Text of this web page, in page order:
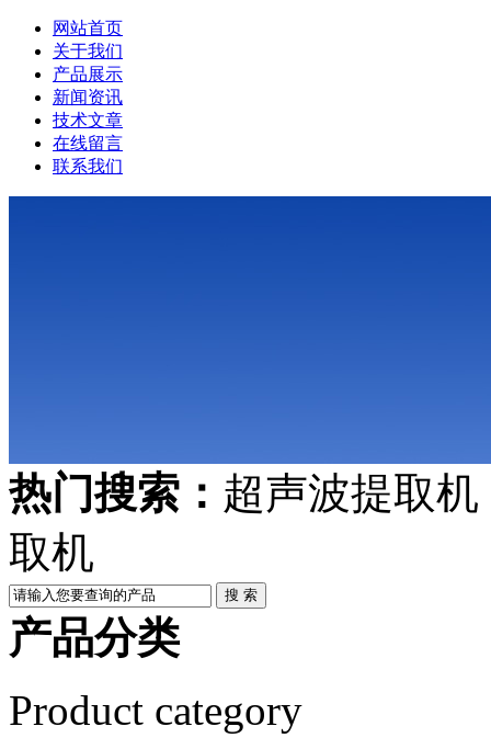
网站首页
关于我们
产品展示
新闻资讯
技术文章
在线留言
联系我们
热门搜索： 超声波提取
取机
产品分类
Product category